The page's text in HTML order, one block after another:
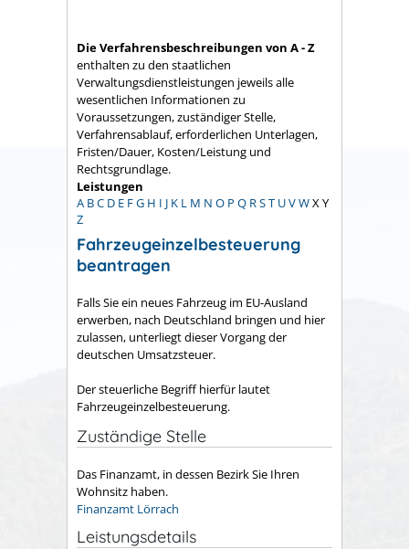
Die Verfahrensbeschreibungen von A - Z
enthalten zu den staatlichen
Verwaltungsdienstleistungen jeweils alle
wesentlichen Informationen zu
Voraussetzungen, zuständiger Stelle,
Verfahrensablauf, erforderlichen Unterlagen,
Fristen/Dauer, Kosten/Leistung und
Rechtsgrundlage.
Leistungen
A BC D E FG H I J K L M N O P Q RST UVWX Y
Z
Fahrzeugeinzelbesteuerung
beantragen
Falls Sie ein neues Fahrzeug im EU-Ausland
erwerben, nach Deutschland bringen und hier
zulassen, unterliegt dieser Vorgang der
deutschen Umsatzsteuer.
Der steuerliche Begriff hierfür lautet
Fahrzeugeinzelbesteuerung.
Zuständige Stelle
Das Finanzamt, in dessen Bezirk Sie Ihren
Wohnsitz haben.
Finanzamt Lörrach
Leistungsdetails